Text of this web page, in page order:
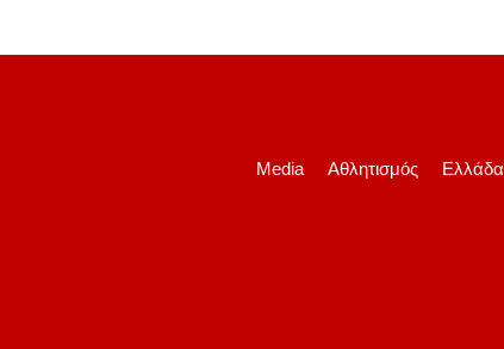
Media Αθλητισμός Ελλάδα